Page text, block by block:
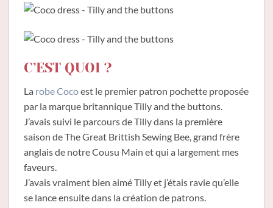
C’EST QUOI ?
La robe Cocoest le premier patron pochette proposée
par la marque britannique Tilly and the buttons.
J’avais suivi le parcours de Tilly dans la première
saison de The Great Brittish Sewing Bee, grand frère
anglais de notre Cousu Main et qui a largement mes
faveurs.
J’avais vraiment bien aimé Tilly et j’étais ravie qu’elle
se lance ensuite dans la création de patrons.